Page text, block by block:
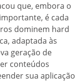
que, embora o
é cada
dominem hard
adaptada às
geração de
conteúdos
sua aplicação